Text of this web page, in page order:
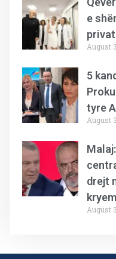
e
August
5
tyre
August
drejt
August